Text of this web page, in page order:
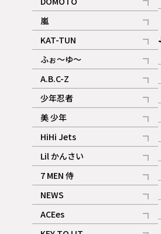
記事
嵐
記事
KAT-TUN
記事
ふぉ～ゆ～
記事
A.B.C-Z
記事
ギャラリー
少年忍者
記事
美 少年
記事
HiHi Jets
記事
Lil かんさい
記事
7 MEN 侍
記事
NEWS
記事
ACEes
記事